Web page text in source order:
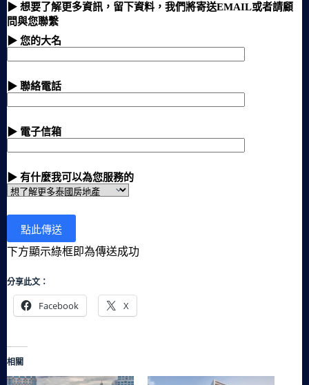
▶ 想要了解更多資訊，留下資料，我們將寄送EMAIL或者請顧
問與您聯繫
▶ 您的大名
▶ 聯絡電話
▶ 電子信箱
▶ 有什麼我可以為您服務的
下方顯示綠框即為傳送成功
分享此文：
Facebook X
相關